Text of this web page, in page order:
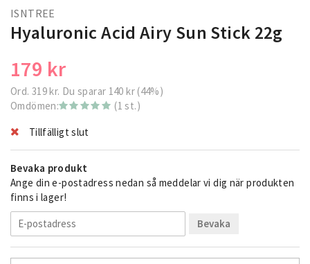
ISNTREE
Hyaluronic Acid Airy Sun Stick 22g
179 kr
Ord. 319 kr. Du sparar 140 kr(44%)
Omdömen:
(1 st.)
Tillfälligt slut
Bevaka produkt
Ange din e-postadress nedan så meddelar vi dig när produkten
finns i lager!
Bevaka